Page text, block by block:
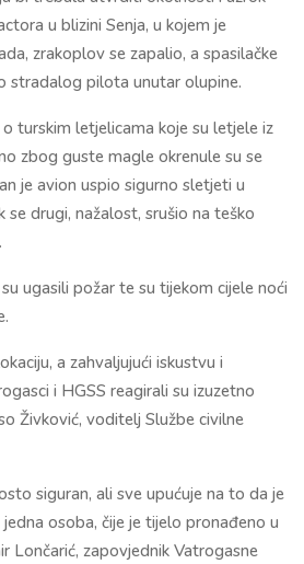
u blizini Senja, u kojem je
zrakoplov se zapalio, a spasilačke
stradalog pilota unutar olupine.
o turskim letjelicama koje su letjele iz
zbog guste magle okrenule su se
je avion uspio sigurno sletjeti u
se drugi, nažalost, srušio na teško
ugasili požar te su tijekom cijele noći
a zahvaljujući iskustvu i
i HGSS reagirali su izuzetno
Živković, voditelj Službe civilne
siguran, ali sve upućuje na to da je
osoba, čije je tijelo pronađeno u
Lončarić, zapovjednik Vatrogasne